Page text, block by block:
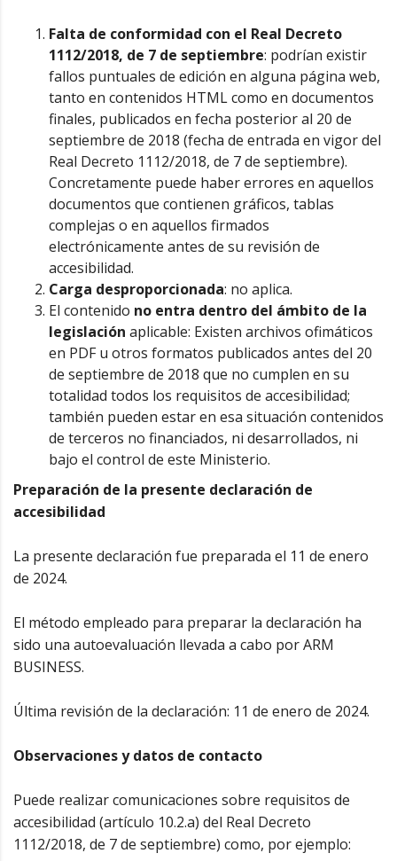
Falta de conformidad con el Real Decreto
1112/2018, de 7 de septiembre: podrían existir
fallos puntuales de edición en alguna página web,
tanto en contenidos HTML como en documentos
finales, publicados en fecha posterior al 20 de
septiembre de 2018 (fecha de entrada en vigor del
Real Decreto 1112/2018, de 7 de septiembre).
Concretamente puede haber errores en aquellos
documentos que contienen gráficos, tablas
complejas o en aquellos firmados
electrónicamente antes de su revisión de
accesibilidad.
Carga desproporcionada: no aplica.
El contenido no entra dentro del ámbito de la
legislación aplicable: Existen archivos ofimáticos
en PDF u otros formatos publicados antes del 20
de septiembre de 2018 que no cumplen en su
totalidad todos los requisitos de accesibilidad;
también pueden estar en esa situación contenidos
de terceros no financiados, ni desarrollados, ni
bajo el control de este Ministerio.
Preparación de la presente declaración de
accesibilidad
La presente declaración fue preparada el 11 de enero
de 2024.
El método empleado para preparar la declaración ha
sido una autoevaluación llevada a cabo por ARM
BUSINESS.
Última revisión de la declaración: 11 de enero de 2024.
Observaciones y datos de contacto
Puede realizar comunicaciones sobre requisitos de
accesibilidad (artículo 10.2.a) del Real Decreto
1112/2018, de 7 de septiembre) como, por ejemplo: